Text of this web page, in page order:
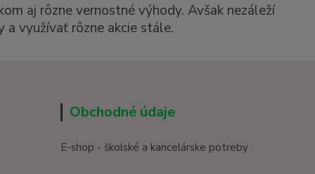
aj rôzne vernostné výhody. Avšak nezáleží
a využívať rôzne akcie stále.
Obchodné údaje
E-shop - školské a kancelárske potreby